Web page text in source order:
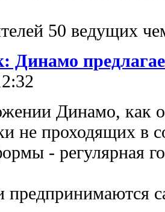
50 ведущих
Динамо
Динамо, как
не проходящих в
- регулярная
предпринимаются